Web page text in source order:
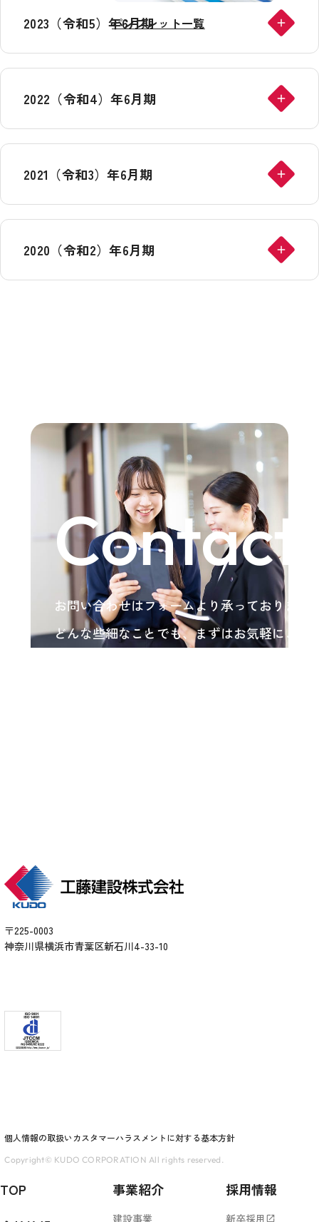
2023（令和5）年6月期
2022（令和4）年6月期
2021（令和3）年6月期
2020（令和2）年6月期
パンフレット一覧
Contact
お問い合わせはフォームより承っております
どんな些細なことでも、まずはお気軽にご相
〒225-0003
神奈川県横浜市青葉区新石川4-33-10
個人情報の取扱い カスタマーハラスメントに対する基本方針
Copyright© KUDO CORPORATION All rights reserved.
TOP
事業紹介
建設事業
採用情報
新卒採用 open_in_new